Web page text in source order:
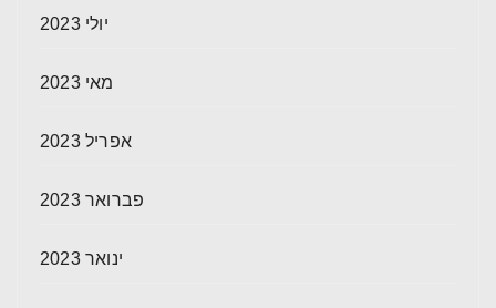
יולי 2023
מאי 2023
אפריל 2023
פברואר 2023
ינואר 2023